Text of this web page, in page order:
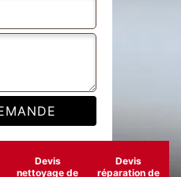
Devis
nettoyage de
Devis
réparation de